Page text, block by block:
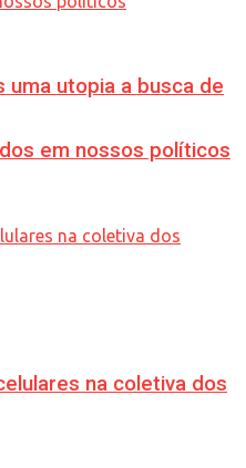
uma utopia a busca de
em nossos políticos
na coletiva dos